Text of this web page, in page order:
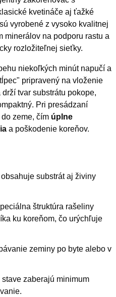
kvetináče aj ťažké
vyrobené z vysoko kvalitnej
minerálov na podporu rastu a
rozložiteľnej sieťky.
niekoľkých minút napučí a
pripravený na vloženie
tvar substrátu pokope,
Pri presádzaní
zeme, čím úplne
a poškodenie koreňov.
substrát aj živiny
štruktúra rašeliny
ku koreňom, čo urýchľuje
zeminy po byte alebo v
stave zaberajú minimum